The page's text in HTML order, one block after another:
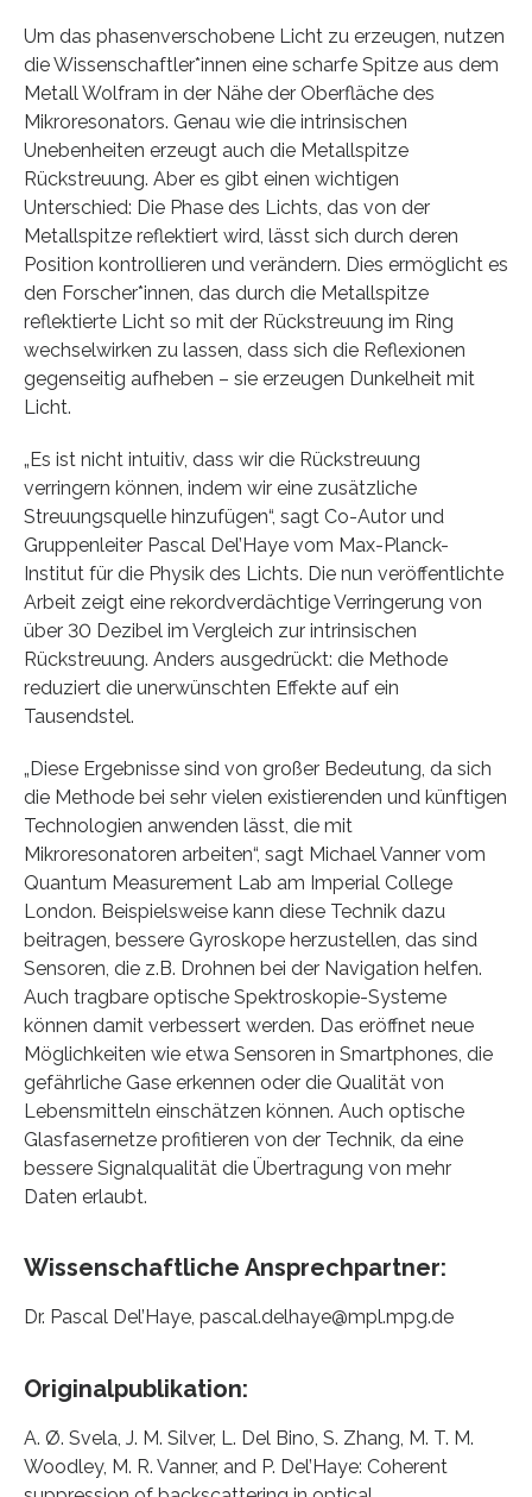
Um das phasenverschobene Licht zu erzeugen, nutzen
die Wissenschaftler*innen eine scharfe Spitze aus dem
Metall Wolfram in der Nähe der Oberfläche des
Mikroresonators. Genau wie die intrinsischen
Unebenheiten erzeugt auch die Metallspitze
Rückstreuung. Aber es gibt einen wichtigen
Unterschied: Die Phase des Lichts, das von der
Metallspitze reflektiert wird, lässt sich durch deren
Position kontrollieren und verändern. Dies ermöglicht es
den Forscher*innen, das durch die Metallspitze
reflektierte Licht so mit der Rückstreuung im Ring
wechselwirken zu lassen, dass sich die Reflexionen
gegenseitig aufheben – sie erzeugen Dunkelheit mit
Licht.
„Es ist nicht intuitiv, dass wir die Rückstreuung
verringern können, indem wir eine zusätzliche
Streuungsquelle hinzufügen“, sagt Co-Autor und
Gruppenleiter Pascal Del’Haye vom Max-Planck-
Institut für die Physik des Lichts. Die nun veröffentlichte
Arbeit zeigt eine rekordverdächtige Verringerung von
über 30 Dezibel im Vergleich zur intrinsischen
Rückstreuung. Anders ausgedrückt: die Methode
reduziert die unerwünschten Effekte auf ein
Tausendstel.
„Diese Ergebnisse sind von großer Bedeutung, da sich
die Methode bei sehr vielen existierenden und künftigen
Technologien anwenden lässt, die mit
Mikroresonatoren arbeiten“, sagt Michael Vanner vom
Quantum Measurement Lab am Imperial College
London. Beispielsweise kann diese Technik dazu
beitragen, bessere Gyroskope herzustellen, das sind
Sensoren, die z.B. Drohnen bei der Navigation helfen.
Auch tragbare optische Spektroskopie-Systeme
können damit verbessert werden. Das eröffnet neue
Möglichkeiten wie etwa Sensoren in Smartphones, die
gefährliche Gase erkennen oder die Qualität von
Lebensmitteln einschätzen können. Auch optische
Glasfasernetze profitieren von der Technik, da eine
bessere Signalqualität die Übertragung von mehr
Daten erlaubt.
Wissenschaftliche Ansprechpartner:
Dr. Pascal Del’Haye, pascal.delhaye@mpl.mpg.de
Originalpublikation:
A. Ø. Svela, J. M. Silver, L. Del Bino, S. Zhang, M. T. M.
Woodley, M. R. Vanner, and P. Del’Haye: Coherent